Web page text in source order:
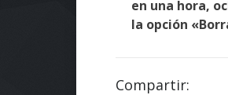
en una hora,
la opción
Compartir: